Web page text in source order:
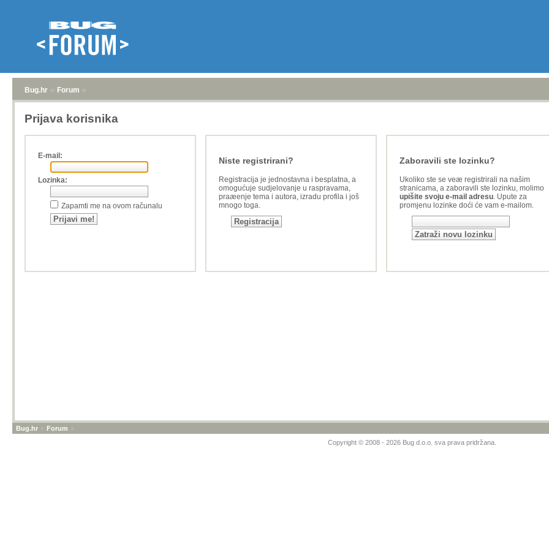
Bug.hr » Forum »
Prijava korisnika
E-mail:
Lozinka:
Zapamti me na ovom računalu
Niste registrirani?
Registracija je jednostavna i besplatna, a
omogućuje sudjelovanje u raspravama,
praæenje tema i autora, izradu profila i još
mnogo toga.
Zaboravili ste lozinku?
Ukoliko ste se veæ registrirali na našim
stranicama, a zaboravili ste lozinku, molimo
upišite svoju e-mail adresu. Upute za
promjenu lozinke doći će vam e-mailom.
Bug.hr » Forum »
Copyright © 2008 - 2026 Bug d.o.o. sva prava pridržana.